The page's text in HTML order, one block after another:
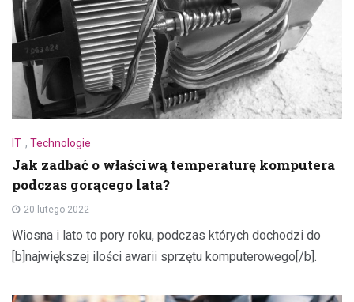
IT , Technologie
Jak zadbać o właściwą temperaturę komputera
podczas gorącego lata?
20 lutego 2022
Wiosna i lato to pory roku, podczas których dochodzi do
[b]największej ilości awarii sprzętu komputerowego[/b].